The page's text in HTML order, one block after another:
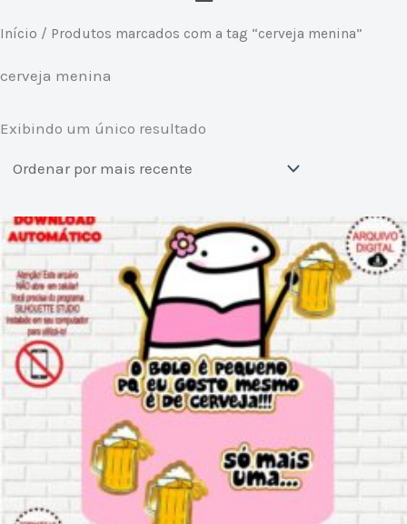
Início / Produtos marcados com a tag “cerveja menina”
cerveja menina
Exibindo um único resultado